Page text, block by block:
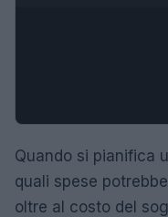
Quando si pianifica
quali spese
oltre al costo del